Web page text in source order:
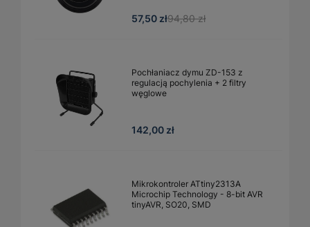
57,50 zł94,80 zł
Pochłaniacz dymu ZD-153 z
regulacją pochylenia + 2 filtry
węglowe
142,00 zł
Mikrokontroler ATtiny2313A
Microchip Technology - 8-bit AVR
tinyAVR, SO20, SMD